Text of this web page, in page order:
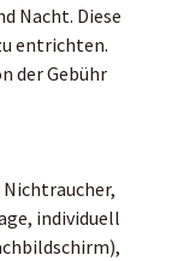
Nacht. Diese
entrichten.
der Gebühr
individuell